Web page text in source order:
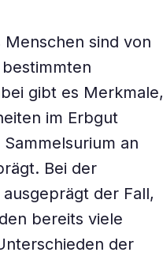
Menschen sind von
gibt es Merkmale,
im Erbgut
an
Bei der
der Fall,
bereits viele
der